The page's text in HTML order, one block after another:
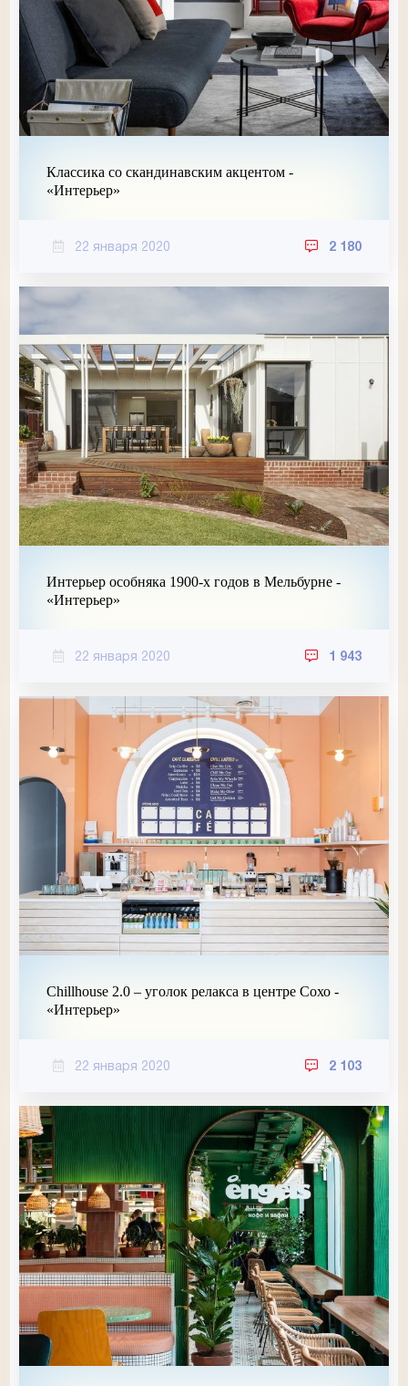
Классика со скандинавским акцентом -
«Интерьер»
22 января 2020 2 180
Интерьер особняка 1900-х годов в Мельбурне -
«Интерьер»
22 января 2020 1 943
Chillhouse 2.0 – уголок релакса в центре Сохо -
«Интерьер»
22 января 2020 2 103